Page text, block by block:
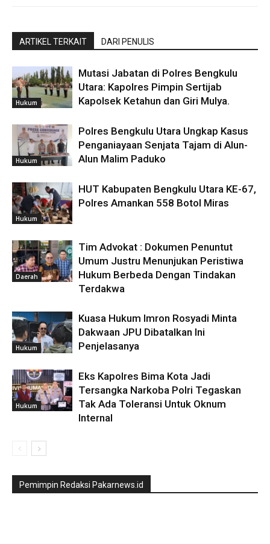
ARTIKEL TERKAIT DARI PENULIS
Hukum
Mutasi Jabatan di Polres Bengkulu
Utara: Kapolres Pimpin Sertijab
Kapolsek Ketahun dan Giri Mulya.
Hukum
Polres Bengkulu Utara Ungkap Kasus
Penganiayaan Senjata Tajam di Alun-
Alun Malim Paduko
Hukum
HUT Kabupaten Bengkulu Utara KE-67,
Polres Amankan 558 Botol Miras
Daerah
Tim Advokat : Dokumen Penuntut
Umum Justru Menunjukan Peristiwa
Hukum Berbeda Dengan Tindakan
Terdakwa
Hukum
Kuasa Hukum Imron Rosyadi Minta
Dakwaan JPU Dibatalkan Ini
Penjelasanya
Hukum
Eks Kapolres Bima Kota Jadi
Tersangka Narkoba Polri Tegaskan
Tak Ada Toleransi Untuk Oknum
Internal
Pemimpin Redaksi Pakarnews.id